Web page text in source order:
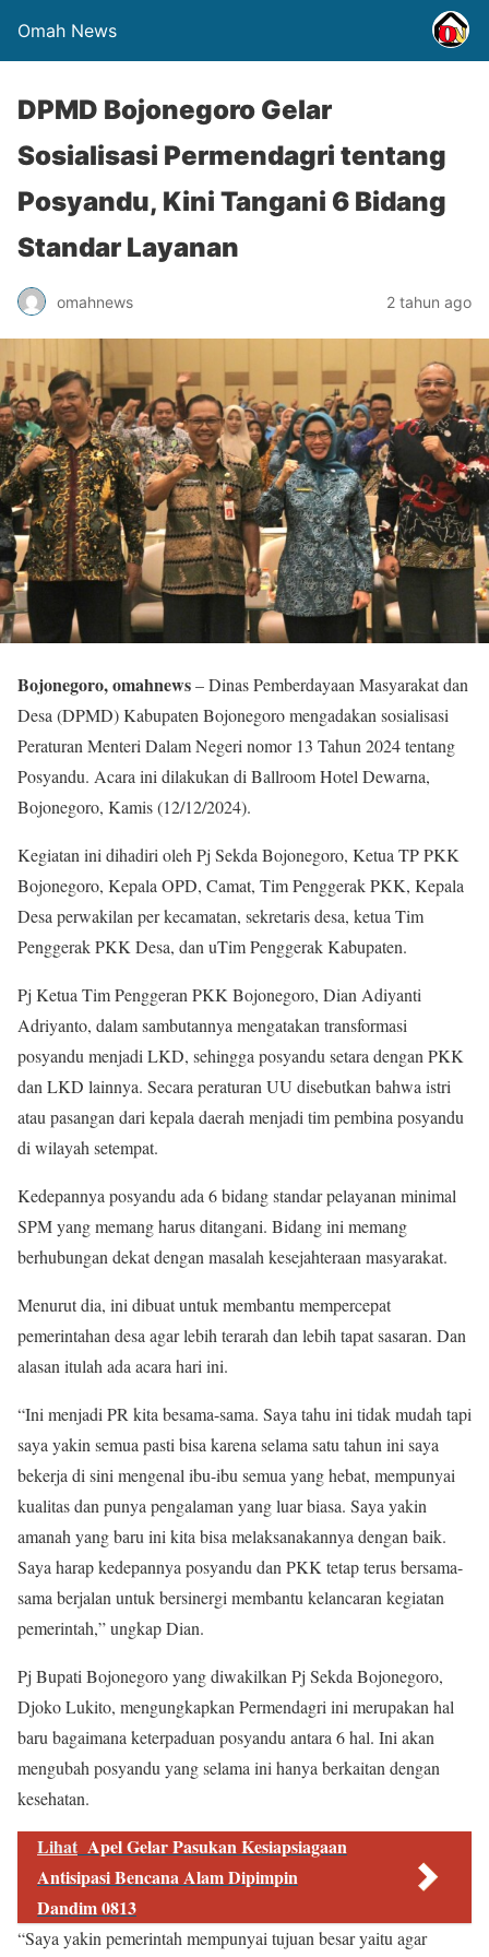
Omah News
DPMD Bojonegoro Gelar
Sosialisasi Permendagri tentang
Posyandu, Kini Tangani 6 Bidang
Standar Layanan
omahnews 2 tahun ago
Bojonegoro, omahnews– Dinas Pemberdayaan Masyarakat dan
Desa (DPMD) Kabupaten Bojonegoro mengadakan sosialisasi
Peraturan Menteri Dalam Negeri nomor 13 Tahun 2024 tentang
Posyandu. Acara ini dilakukan di Ballroom Hotel Dewarna,
Bojonegoro, Kamis (12/12/2024).
Kegiatan ini dihadiri oleh Pj Sekda Bojonegoro, Ketua TP PKK
Bojonegoro, Kepala OPD, Camat, Tim Penggerak PKK, Kepala
Desa perwakilan per kecamatan, sekretaris desa, ketua Tim
Penggerak PKK Desa, dan uTim Penggerak Kabupaten.
Pj Ketua Tim Penggeran PKK Bojonegoro, Dian Adiyanti
Adriyanto, dalam sambutannya mengatakan transformasi
posyandu menjadi LKD, sehingga posyandu setara dengan PKK
dan LKD lainnya. Secara peraturan UU disebutkan bahwa istri
atau pasangan dari kepala daerah menjadi tim pembina posyandu
di wilayah setempat.
Kedepannya posyandu ada 6 bidang standar pelayanan minimal
SPM yang memang harus ditangani. Bidang ini memang
berhubungan dekat dengan masalah kesejahteraan masyarakat.
Menurut dia, ini dibuat untuk membantu mempercepat
pemerintahan desa agar lebih terarah dan lebih tapat sasaran. Dan
alasan itulah ada acara hari ini.
“Ini menjadi PR kita besama-sama. Saya tahu ini tidak mudah tapi
saya yakin semua pasti bisa karena selama satu tahun ini saya
bekerja di sini mengenal ibu-ibu semua yang hebat, mempunyai
kualitas dan punya pengalaman yang luar biasa. Saya yakin
amanah yang baru ini kita bisa melaksanakannya dengan baik.
Saya harap kedepannya posyandu dan PKK tetap terus bersama-
sama berjalan untuk bersinergi membantu kelancaran kegiatan
pemerintah,” ungkap Dian.
Pj Bupati Bojonegoro yang diwakilkan Pj Sekda Bojonegoro,
Djoko Lukito, mengungkapkan Permendagri ini merupakan hal
baru bagaimana keterpaduan posyandu antara 6 hal. Ini akan
mengubah posyandu yang selama ini hanya berkaitan dengan
kesehatan.
Lihat Apel Gelar Pasukan Kesiapsiagaan
Antisipasi Bencana Alam Dipimpin
Dandim 0813
“Saya yakin pemerintah mempunyai tujuan besar yaitu agar